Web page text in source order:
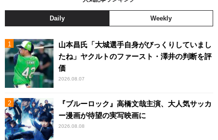
Daily Weekly
山本昌氏「大城選手自身がびっくりしていまし
たね」ヤクルトのファースト・澤井の判断を評
価
2026.08.07
『ブルーロック』高橋文哉主演、大人気サッカ
ー漫画が待望の実写映画に
2026.08.08